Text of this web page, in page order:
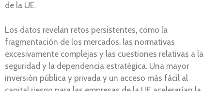
de la UE.
Los datos revelan retos persistentes, como la
fragmentación de los mercados, las normativas
excesivamente complejas y las cuestiones relativas a la
seguridad y la dependencia estratégica. Una mayor
inversión pública y privada y un acceso más fácil al